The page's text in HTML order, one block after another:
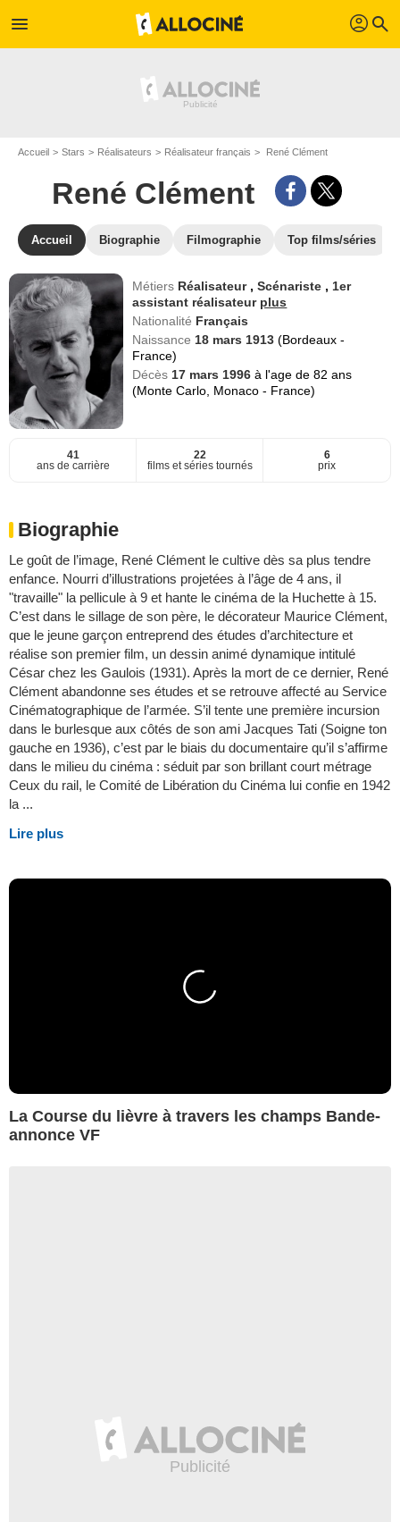
menu profil search
Accueil Stars Réalisateurs Réalisateur français René Clément
René Clément
Accueil Biographie Filmographie Top films/séries
Métiers Réalisateur ,Scénariste , 1er
assistant réalisateur plus
Nationalité Français
Naissance 18 mars 1913(Bordeaux -
France)
Décès 17 mars 1996à l'age de 82 ans
(Monte Carlo, Monaco - France)
41
ans de carrière
22
films et séries tournés
6
prix
Biographie
Le goût de l’image, René Clément le cultive dès sa plus tendre
enfance. Nourri d’illustrations projetées à l’âge de 4 ans, il
"travaille" la pellicule à 9 et hante le cinéma de la Huchette à 15.
C’est dans le sillage de son père, le décorateur Maurice Clément,
que le jeune garçon entreprend des études d’architecture et
réalise son premier film, un dessin animé dynamique intitulé
César chez les Gaulois (1931). Après la mort de ce dernier, René
Clément abandonne ses études et se retrouve affecté au Service
Cinématographique de l’armée. S’il tente une première incursion
dans le burlesque aux côtés de son ami Jacques Tati (Soigne ton
gauche en 1936), c’est par le biais du documentaire qu’il s’affirme
dans le milieu du cinéma : séduit par son brillant court métrage
Ceux du rail, le Comité de Libération du Cinéma lui confie en 1942
la ...
Lire plus
La Course du lièvre à travers les champs Bande-
annonce VF